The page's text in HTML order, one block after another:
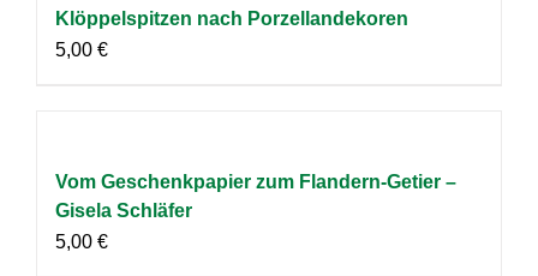
Klöppelspitzen nach Porzellandekoren
5,00 €
Vom Geschenkpapier zum Flandern-Getier –
Gisela Schläfer
5,00 €